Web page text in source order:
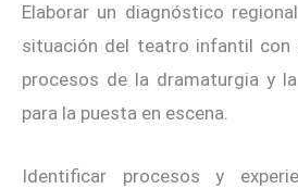
Elaborar un diagnóstico
situación del teatro infantil con
procesos de la dramaturgia y
para la puesta en escena.
Identificar procesos y